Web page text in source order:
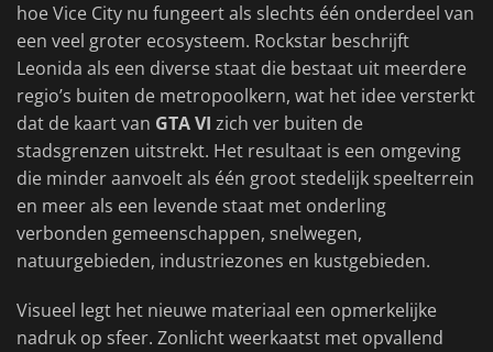
hoe Vice City nu fungeert als slechts één onderdeel van
een veel groter ecosysteem. Rockstar beschrijft
Leonida als een diverse staat die bestaat uit meerdere
regio’s buiten de metropoolkern, wat het idee versterkt
dat de kaart van GTA VI zich ver buiten de
stadsgrenzen uitstrekt. Het resultaat is een omgeving
die minder aanvoelt als één groot stedelijk speelterrein
en meer als een levende staat met onderling
verbonden gemeenschappen, snelwegen,
natuurgebieden, industriezones en kustgebieden.
Visueel legt het nieuwe materiaal een opmerkelijke
nadruk op sfeer. Zonlicht weerkaatst met opvallend